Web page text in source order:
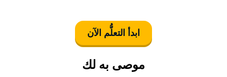
ابدأ التعلُّم الآن
موصى به لك